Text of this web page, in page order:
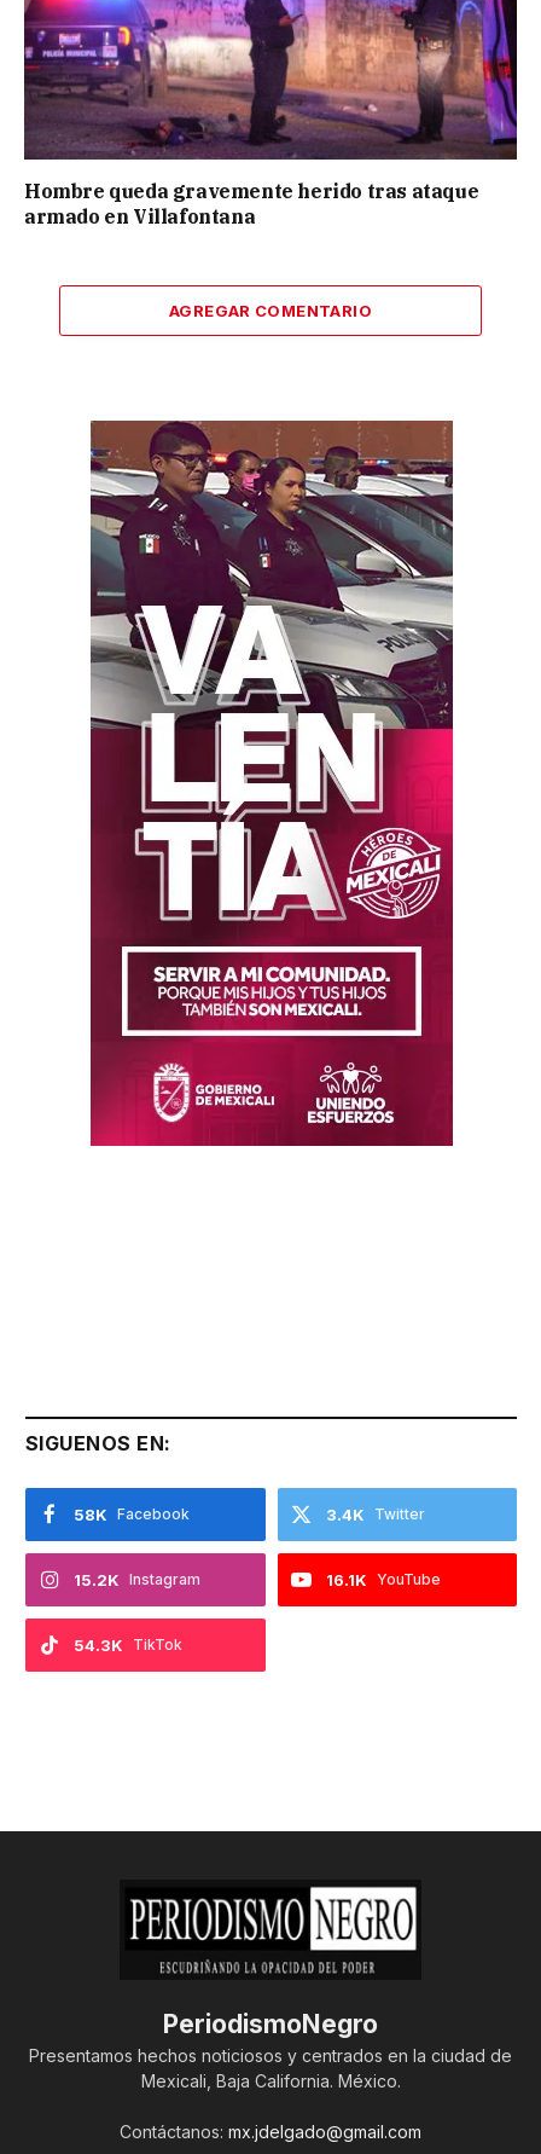
Hombre queda gravemente herido tras ataque
armado en Villafontana
AGREGAR COMENTARIO
SIGUENOS EN:
Facebook
58K Twitter
3.4K
Instagram
15.2K YouTube
16.1K
TikTok
54.3K
PeriodismoNegro
Presentamos hechos noticiosos y centrados en la ciudad de
Mexicali, Baja California. México.
Contáctanos: mx.jdelgado@gmail.com